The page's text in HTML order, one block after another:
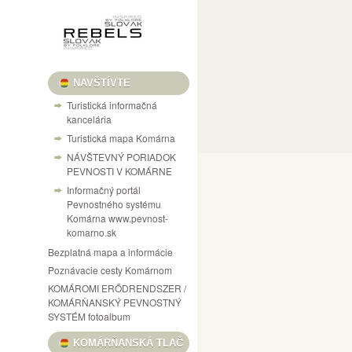
NAVŠTÍVTE
Turistická informačná
kancelária
Turistická mapa Komárna
NÁVŠTEVNÝ PORIADOK
PEVNOSTI V KOMÁRNE
Informačný portál
Pevnostného systému
Komárna www.pevnost-
komarno.sk
Bezplatná mapa a informácie
Poznávacie cesty Komárnom
KOMÁROMI ERŐDRENDSZER /
KOMÁRŇANSKÝ PEVNOSTNÝ
SYSTÉM fotoalbum
KOMÁRŇANSKÁ TLAČ